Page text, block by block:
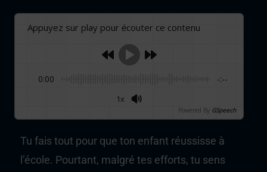
Appuyez sur play pour écouter ce contenu
0:00 -:--
1x
Powered By GSpeech
Tu fais tout pour que ton enfant réussisse à
l’école. Pourtant, malgré tes efforts, tu sens